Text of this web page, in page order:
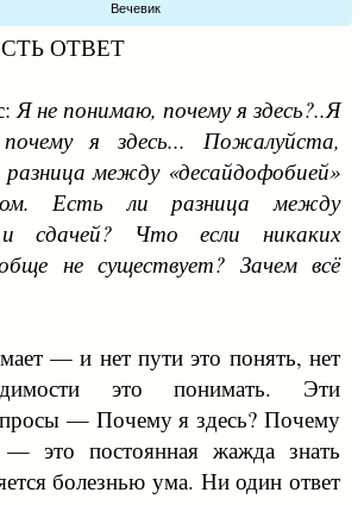
Вечевик
ОТВЕТ
Я не понимаю, почему я здесь?..Я
я здесь... Пожалуйста,
разница между «десайдофобией»
Есть ли разница между
и сдачей? Что если никаких
не существует? Зачем всё
— и нет пути это понять, нет
это понимать. Эти
— Почему я здесь? Почему
это постоянная жажда знать
болезнью ума. Ни один ответ